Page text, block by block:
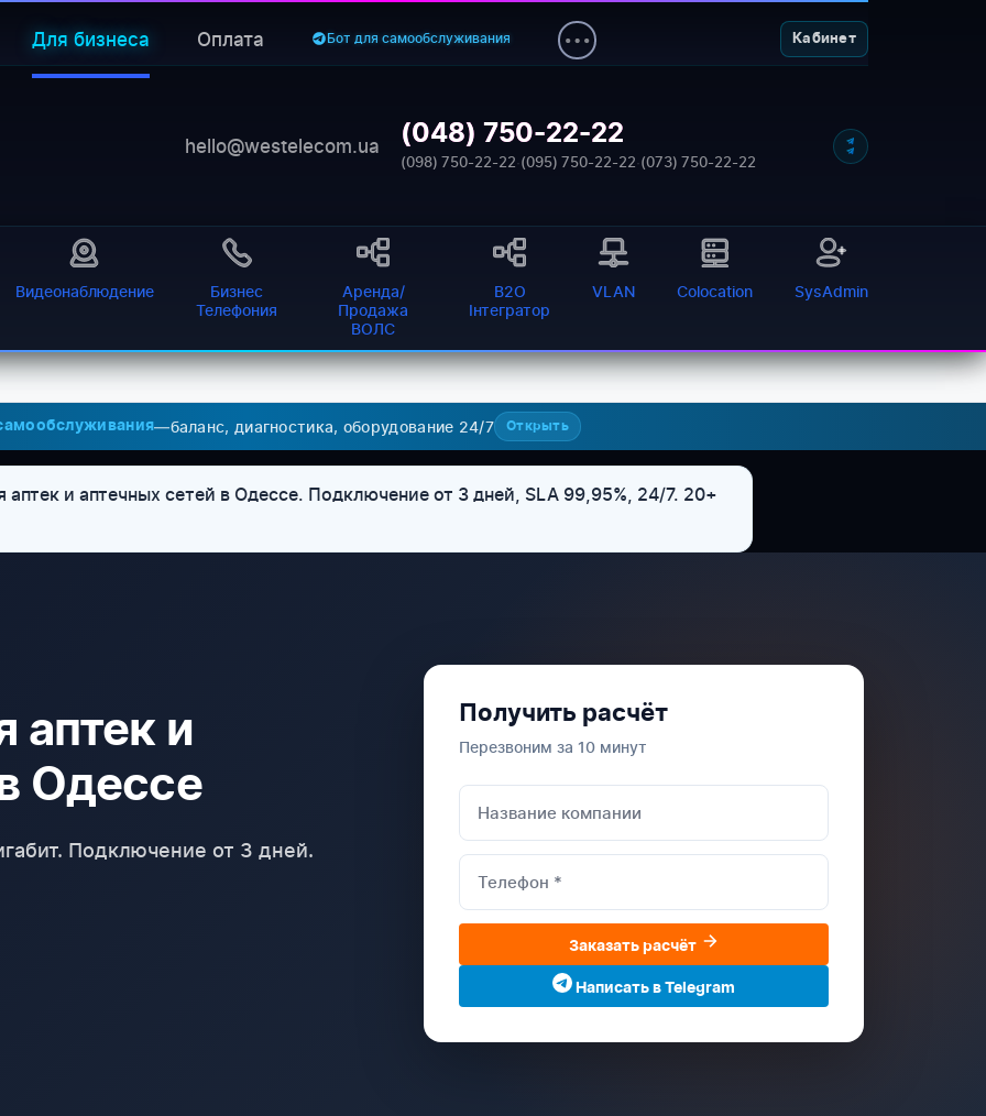
Для бизнеса Оплата Бот для самообслуживания Кабинет
hello@westelecom.ua (048) 750-22-22
(098) 750-22-22·(095) 750-22-22·(073) 750-22-22
Видеонаблюдение
Бизнес
Телефония
Аренда/
Продажа
ВОЛС
B2O
Інтегратор
VLAN Colocation SysAdmin
—баланс, диагностика, оборудование 24/7 Открыть
аптек и аптечных сетей в Одессе. Подключение от 3 дней, SLA 99,95%, 24/7. 20+
аптек и
Одессе
Подключение от 3 дней.
Получить расчёт
Перезвоним за 10 минут
Заказать расчёт
Написать в Telegram